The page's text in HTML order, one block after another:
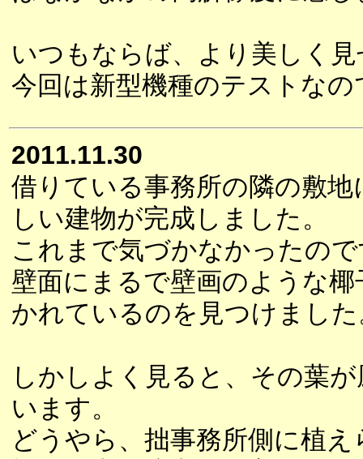
いつもならば、より美しく
今回は新型機種のテストな
2011.11.30
借りている事務所の隣の敷地
しい建物が完成しました。
これまで気づかなかったの
壁面にまるで壁画のような椰
かれているのを見つけまし
しかしよく見ると、その葉
います。
どうやら、拙事務所側に植